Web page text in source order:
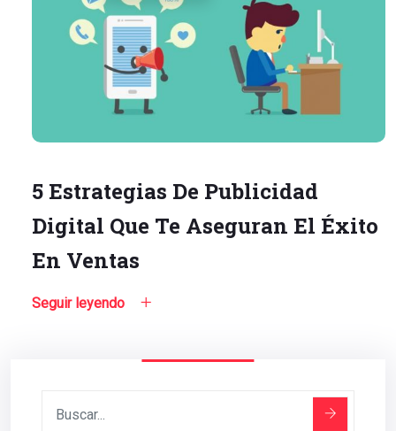
5 Estrategias De Publicidad
Digital Que Te Aseguran El Éxito
En Ventas
Seguir leyendo